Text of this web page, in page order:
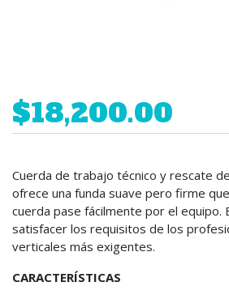
$18,200.00
Cuerda de trabajo técnico y rescate
ofrece una funda suave pero firme
cuerda pase fácilmente por el equipo.
satisfacer los requisitos de los
verticales más exigentes.
CARACTERÍSTICAS